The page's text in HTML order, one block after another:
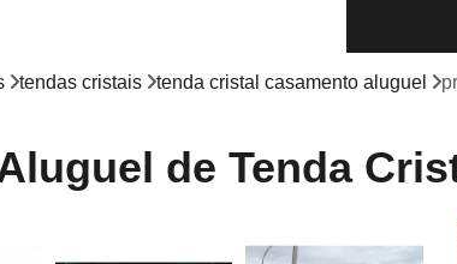
tendas cristais tenda cristal casamento aluguel
de Tenda